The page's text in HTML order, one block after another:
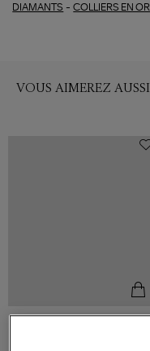
DIAMANTS -COLLIERS EN OR
VOUS AIMEREZ AUSSI